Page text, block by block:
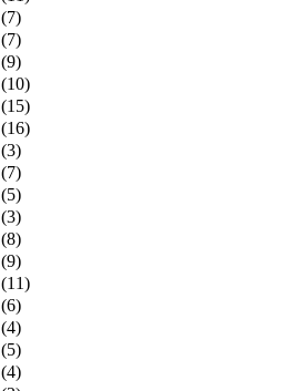
(7)
(7)
(9)
(10)
(15)
(16)
(3)
(7)
(5)
(3)
(8)
(9)
(11)
(6)
(4)
(5)
(4)